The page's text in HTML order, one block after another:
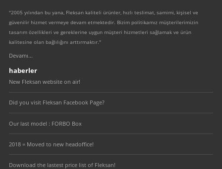
"2005 yılından bu yana, Fleksan kaliteli ürünler, hızlı teslimat, samimi, kişisel ve
güvenilir hizmet vermeye devam etmektedir. Bizim politikamız müşterilerimizin
tasarım özellikleri ve gereklerine uygun müşteri hizmetleri sağlamak ve ürün
kalitesine olan bağlılığını arttırmaktır."
Devamı...
haberler
New Fleksan website on air!
Did you visit Fleksan Facebook Page?
Our last model : FORBO Box
2018 = Moved to new headoffice!
Download the lastest price list of Fleksan!